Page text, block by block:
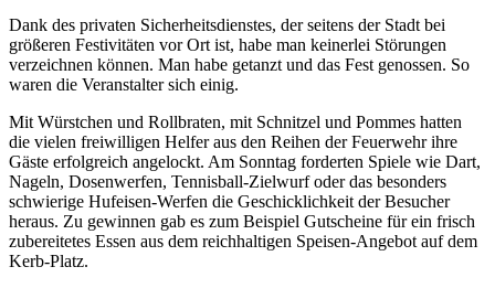
Dank des privaten Sicherheitsdienstes, der seitens der Stadt bei
größeren Festivitäten vor Ort ist, habe man keinerlei Störungen
verzeichnen können. Man habe getanzt und das Fest genossen. So
waren die Veranstalter sich einig.
Mit Würstchen und Rollbraten, mit Schnitzel und Pommes hatten
die vielen freiwilligen Helfer aus den Reihen der Feuerwehr ihre
Gäste erfolgreich angelockt. Am Sonntag forderten Spiele wie Dart,
Nageln, Dosenwerfen, Tennisball-Zielwurf oder das besonders
schwierige Hufeisen-Werfen die Geschicklichkeit der Besucher
heraus. Zu gewinnen gab es zum Beispiel Gutscheine für ein frisch
zubereitetes Essen aus dem reichhaltigen Speisen-Angebot auf dem
Kerb-Platz.